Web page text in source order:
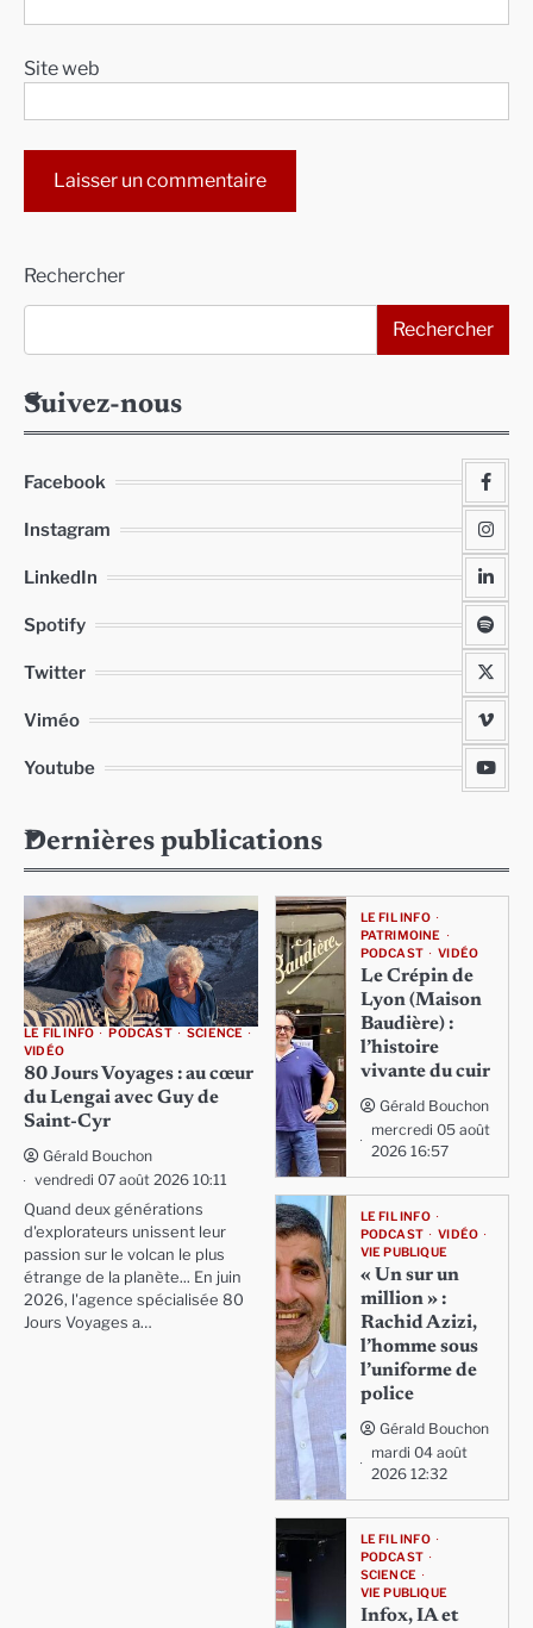
Site web
Rechercher
Rechercher
Suivez-nous
Facebook
Instagram
LinkedIn
Spotify
Twitter
Viméo
Youtube
Dernières publications
LE FIL INFO PODCAST
SCIENCE
VIDÉO
80 Jours Voyages : au cœur
du Lengai avec Guy de
Saint-Cyr
Gérald Bouchon
vendredi 07 août 2026 10:11
Quand deux générations
d'explorateurs unissent leur
passion sur le volcan le plus
étrange de la planète... En juin
2026, l'agence spécialisée 80
Jours Voyages a…
LE FIL INFO
PATRIMOINE
PODCAST
VIDÉO
Le Crépin de
Lyon (Maison
Baudière) :
l’histoire
vivante du cuir
Gérald Bouchon
mercredi 05 août
2026 16:57
LE FIL INFO
PODCAST
VIDÉO
VIE PUBLIQUE
« Un sur un
million » :
Rachid Azizi,
l’homme sous
l’uniforme de
police
Gérald Bouchon
mardi 04 août
2026 12:32
LE FIL INFO
PODCAST
SCIENCE
VIE PUBLIQUE
Infox, IA et